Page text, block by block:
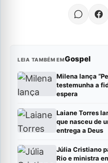
LEIA TAMBÉM EMGospel
Milena lança
testemunha a
espera
Laiane Torres
que nasceu de
entrega a Deus
Júlia Cristiano
Rio e ministra